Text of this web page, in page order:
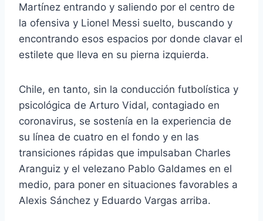
Martínez entrando y saliendo por el centro de
la ofensiva y Lionel Messi suelto, buscando y
encontrando esos espacios por donde clavar el
estilete que lleva en su pierna izquierda.
Chile, en tanto, sin la conducción futbolística y
psicológica de Arturo Vidal, contagiado en
coronavirus, se sostenía en la experiencia de
su línea de cuatro en el fondo y en las
transiciones rápidas que impulsaban Charles
Aranguiz y el velezano Pablo Galdames en el
medio, para poner en situaciones favorables a
Alexis Sánchez y Eduardo Vargas arriba.